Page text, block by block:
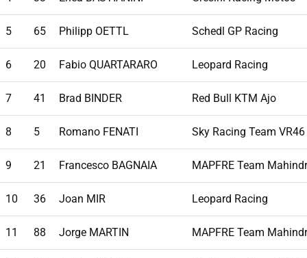
5 65 Philipp OETTL Schedl GP Racing
6 20 Fabio QUARTARARO Leopard Racing
7 41 Brad BINDER Red Bull KTM Ajo
8 5 Romano FENATI Sky Racing Team VR46
9 21 Francesco BAGNAIA MAPFRE Team
10 36 Joan MIR Leopard Racing
11 88 Jorge MARTIN MAPFRE Team